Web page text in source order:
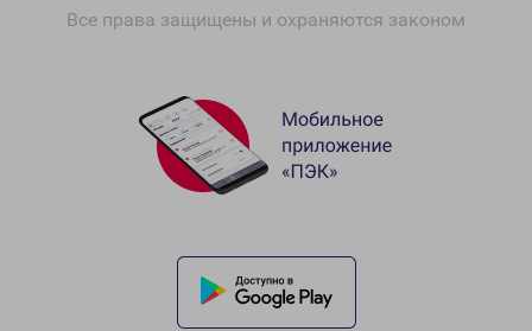
Все права защищены и охраняются законом